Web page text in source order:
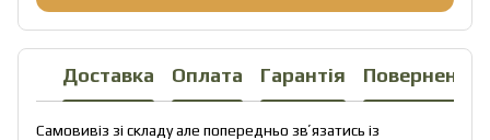
Доставка Оплата Гарантія Повернення
Самовивіз зі складу але попередньо звʼязатись із